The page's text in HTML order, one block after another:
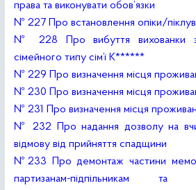
права та виконувати обов’язки
№ 227 Про встановлення опіки/
№ 228 Про вибуття вихованки з
сімейного типу сім’ї К******
№ 229 Про визначення місця
№ 230 Про визначення місця
№ 231 Про визначення місця
№ 232 Про надання дозволу на
відмову від прийняття спадщини
№233 Про демонтаж частини
партизанам-підпільникам та